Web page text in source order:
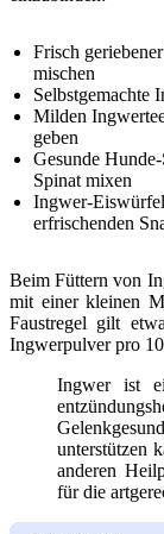
Frisch
mischen
Selbstgemachte
Milden
geben
Gesunde
Spinat mixen
Ingwer-Eiswürfel
erfrischenden
Beim Füttern von
mit einer kleinen
Faustregel gilt
Ingwerpulver pro
Ingwer ist
unterstützen
anderen
für die